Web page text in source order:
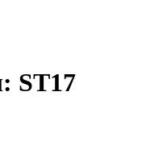
ST17